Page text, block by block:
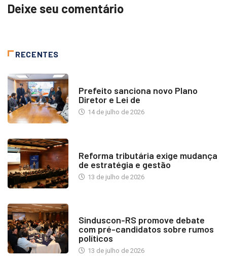
Deixe seu comentário
RECENTES
Prefeito sanciona novo Plano
Diretor e Lei de
14 de julho de 2026
Reforma tributária exige mudança
de estratégia e gestão
13 de julho de 2026
Sinduscon-RS promove debate
com pré-candidatos sobre rumos
políticos
13 de julho de 2026